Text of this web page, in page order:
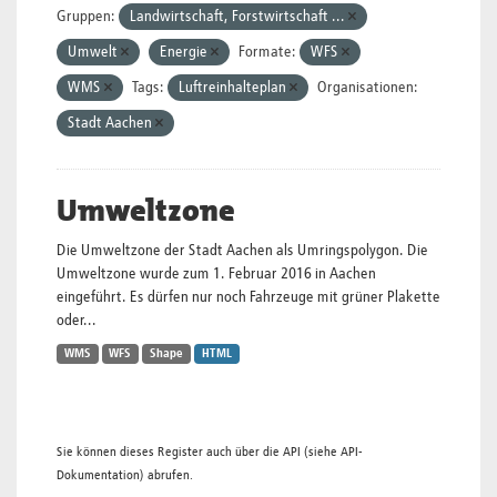
Gruppen: Landwirtschaft, Forstwirtschaft ...
Umwelt Energie Formate: WFS
WMS Tags: Luftreinhalteplan Organisationen:
Stadt Aachen
Umweltzone
Die Umweltzone der Stadt Aachen als Umringspolygon. Die
Umweltzone wurde zum 1. Februar 2016 in Aachen
eingeführt. Es dürfen nur noch Fahrzeuge mit grüner Plakette
oder...
WMS WFS Shape HTML
Sie können dieses Register auch über die API (siehe API-
Dokumentation) abrufen.